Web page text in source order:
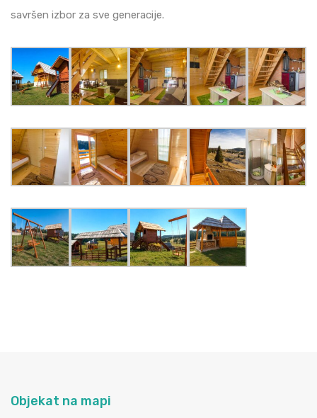
savršen izbor za sve generacije​​​​.
Objekat na mapi